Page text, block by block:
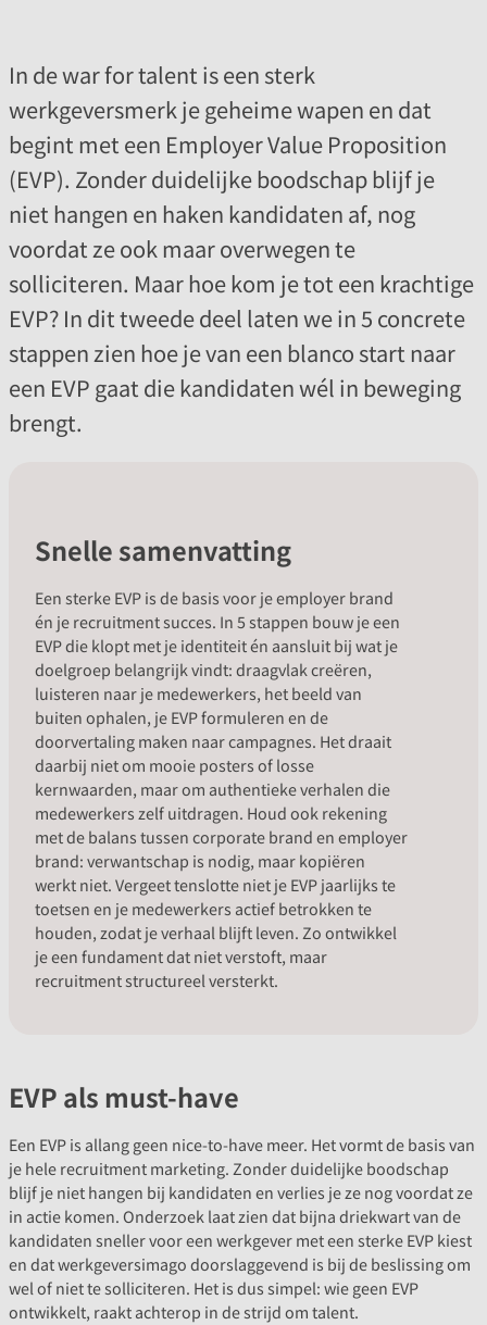
​In de war for talent is een sterk
werkgeversmerk je geheime wapen en dat
begint met een Employer Value Proposition
(EVP). Zonder duidelijke boodschap blijf je
niet hangen en haken kandidaten af, nog
voordat ze ook maar overwegen te
solliciteren. Maar hoe kom je tot een krachtige
EVP? In dit tweede deel laten we in 5 concrete
stappen zien hoe je van een blanco start naar
een EVP gaat die kandidaten wél in beweging
brengt.
Snelle samenvatting
Een sterke EVP is de basis voor je employer brand
én je recruitment succes. In 5 stappen bouw je een
EVP die klopt met je identiteit én aansluit bij wat je
doelgroep belangrijk vindt: draagvlak creëren,
luisteren naar je medewerkers, het beeld van
buiten ophalen, je EVP formuleren en de
doorvertaling maken naar campagnes. Het draait
daarbij niet om mooie posters of losse
kernwaarden, maar om authentieke verhalen die
medewerkers zelf uitdragen. Houd ook rekening
met de balans tussen corporate brand en employer
brand: verwantschap is nodig, maar kopiëren
werkt niet. Vergeet tenslotte niet je EVP jaarlijks te
toetsen en je medewerkers actief betrokken te
houden, zodat je verhaal blijft leven. Zo ontwikkel
je een fundament dat niet verstoft, maar
recruitment structureel versterkt.
EVP als must-have
Een EVP is allang geen nice-to-have meer. Het vormt de basis van
je hele recruitment marketing. Zonder duidelijke boodschap
blijf je niet hangen bij kandidaten en verlies je ze nog voordat ze
in actie komen. Onderzoek laat zien dat bijna driekwart van de
kandidaten sneller voor een werkgever met een sterke EVP kiest
en dat werkgeversimago doorslaggevend is bij de beslissing om
wel of niet te solliciteren. Het is dus simpel: wie geen EVP
ontwikkelt, raakt achterop in de strijd om talent.